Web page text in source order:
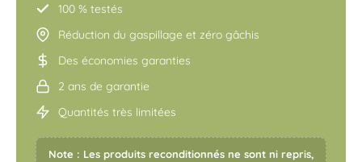
100 % testés
Réduction du gaspillage et zéro gâchis
Des économies garanties
2 ans de garantie
Quantités très limitées
Note : Les produits reconditionnés ne sont ni repris,